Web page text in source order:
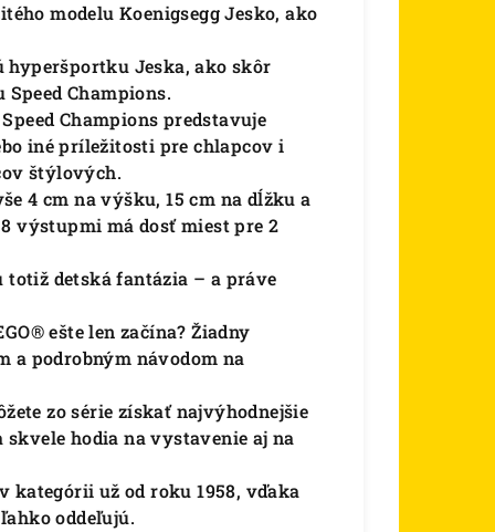
modelu Koenigsegg Jesko, ako
Jeska, ako skôr
​​Champions.
​​​​​​​​​​​Champions predstavuje
iné príležitosti pre chlapcov i
štýlových.
4 cm na výšku, 15 cm na dĺžku a
výstupmi má dosť miest pre 2
totiž detská fantázia – a práve
ešte len začína?Žiadny
a podrobným návodom na
zo série získať najvýhodnejšie
hodia na vystavenie aj na
kategórii už od roku 1958, vďaka
oddeľujú.